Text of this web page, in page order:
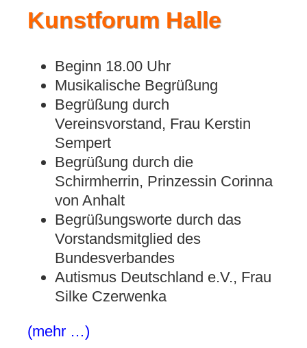
Kunstforum Halle
Beginn 18.00 Uhr
Musikalische Begrüßung
Begrüßung durch
Vereinsvorstand, Frau Kerstin
Sempert
Begrüßung durch die
Schirmherrin, Prinzessin Corinna
von Anhalt
Begrüßungsworte durch das
Vorstandsmitglied des
Bundesverbandes
Autismus Deutschland e.V., Frau
Silke Czerwenka
(mehr …)